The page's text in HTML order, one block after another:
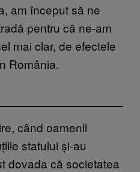
am început să ne
pentru că ne-am
mai clar, de efectele
România.
când oamenii
statului și-au
dovada că societatea